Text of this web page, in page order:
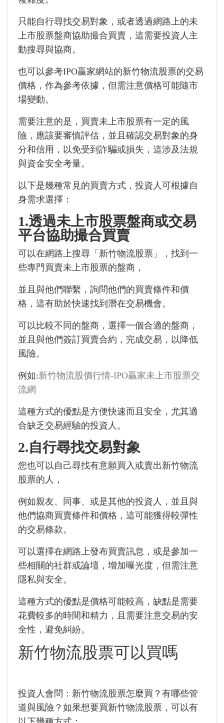
只能自行尋找交易對象，或者透過網路上的未
上市股票盤商協助撮合買賣，這需要投資人主
動搜尋與協商。
也可以參考IPO贏家網站的新竹物流股票的交易
價格，作為參考依據，但需注意價格可能隨市
場變動。
需要注意的是，買賣未上市股票有一定的風
險，應該要審慎評估，並且確認交易對象的身
分和信用，以免受到詐騙或損失，這涉及法規
與資金安全考量。
以下是幾種常見的買賣方式，投資人可根據自
身需求選擇：
1.透過未上市股票盤商或交易
平台協助撮合買賣
可以在網路上搜尋「新竹物流股票」，找到一
些專門買賣未上市股票的盤商，
並且與他們聯繫，詢問他們的買賣條件和價
格，這有助於快速找到潛在交易機會。
可以比較不同的盤商，選擇一個合適的盤商，
並且與他們簽訂買賣合約，完成交易，以降低
風險。
例如:新竹物流股價行情-IPO贏家未上市股票交
流網
這種方式的優點是方便快速而且安全，尤其適
合缺乏交易經驗的投資人。
2.自行尋找交易對象
您也可以自己尋找有意願買入或賣出新竹物流
股票的人，
例如親友、同事、或是其他的投資人，並且與
他們協商買賣條件和價格，這可能獲得較彈性
的交易條款。
可以選擇在網路上發布買賣訊息，或是參加一
些相關的社群或論壇，增加曝光度，但需注意
隱私與安全。
這種方式的優點是價格可能較高，缺點是需要
花費較多的時間和精力，且需要注意交易的安
全性，避免糾紛。
新竹物流股票可以買嗎
投資人會問：新竹物流股票怎麼買？有哪些管
道與風險？如果想要買新竹物流股票，可以有